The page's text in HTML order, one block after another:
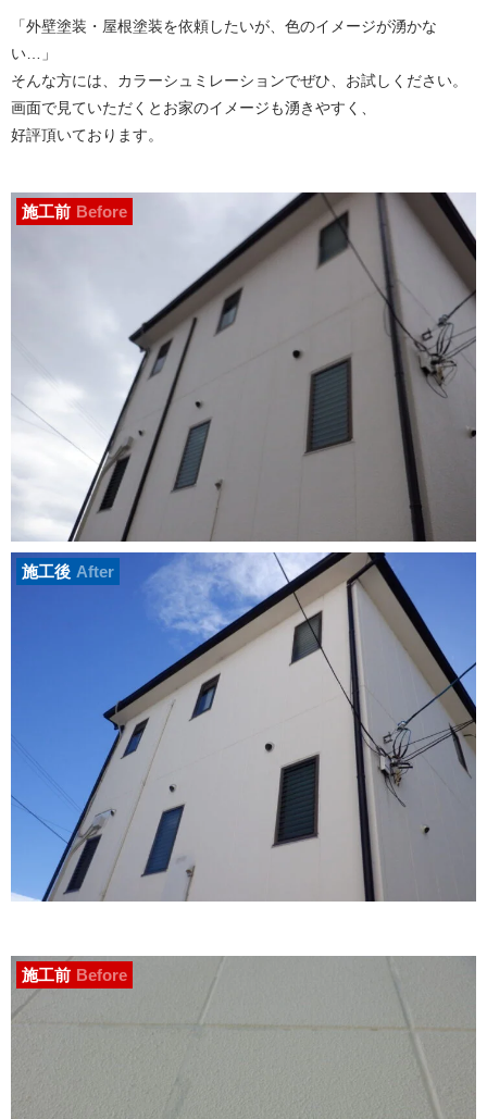
「外壁塗装・屋根塗装を依頼したいが、色のイメージが湧かな
い…」
そんな方には、カラーシュミレーションでぜひ、お試しください。
画面で見ていただくとお家のイメージも湧きやすく、
好評頂いております。
施工前 Before
施工後 After
施工前 Before